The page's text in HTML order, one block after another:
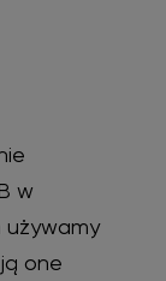
w
używamy
one